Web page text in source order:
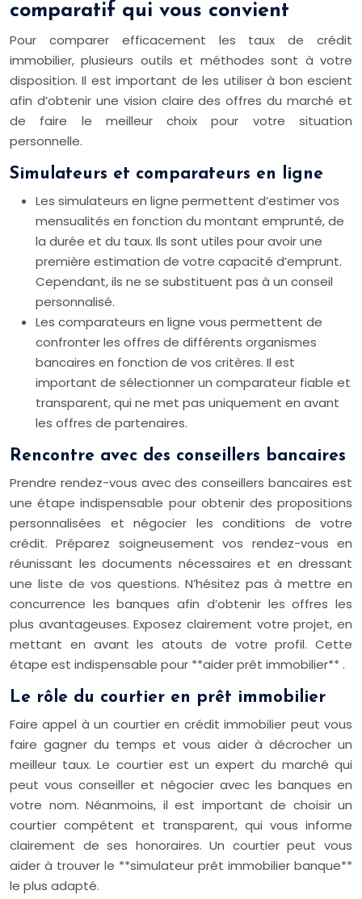
comparatif qui vous convient
Pour comparer efficacement les taux de crédit
immobilier, plusieurs outils et méthodes sont à votre
disposition. Il est important de les utiliser à bon escient
afin d’obtenir une vision claire des offres du marché et
de faire le meilleur choix pour votre situation
personnelle.
Simulateurs et comparateurs en ligne
Les simulateurs en ligne permettent d’estimer vos
mensualités en fonction du montant emprunté, de
la durée et du taux. Ils sont utiles pour avoir une
première estimation de votre capacité d’emprunt.
Cependant, ils ne se substituent pas à un conseil
personnalisé.
Les comparateurs en ligne vous permettent de
confronter les offres de différents organismes
bancaires en fonction de vos critères. Il est
important de sélectionner un comparateur fiable et
transparent, qui ne met pas uniquement en avant
les offres de partenaires.
Rencontre avec des conseillers bancaires
Prendre rendez-vous avec des conseillers bancaires est
une étape indispensable pour obtenir des propositions
personnalisées et négocier les conditions de votre
crédit. Préparez soigneusement vos rendez-vous en
réunissant les documents nécessaires et en dressant
une liste de vos questions. N’hésitez pas à mettre en
concurrence les banques afin d’obtenir les offres les
plus avantageuses. Exposez clairement votre projet, en
mettant en avant les atouts de votre profil. Cette
étape est indispensable pour **aider prêt immobilier** .
Le rôle du courtier en prêt immobilier
Faire appel à un courtier en crédit immobilier peut vous
faire gagner du temps et vous aider à décrocher un
meilleur taux. Le courtier est un expert du marché qui
peut vous conseiller et négocier avec les banques en
votre nom. Néanmoins, il est important de choisir un
courtier compétent et transparent, qui vous informe
clairement de ses honoraires. Un courtier peut vous
aider à trouver le **simulateur prêt immobilier banque**
le plus adapté.